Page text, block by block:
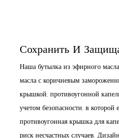
Сохранить И
Наша бутылка из эфирного
масла с коричневым
крышкой, противоугонной
учетом безопасности, в которой
противоугонная крышка для
риск несчастных случаев.